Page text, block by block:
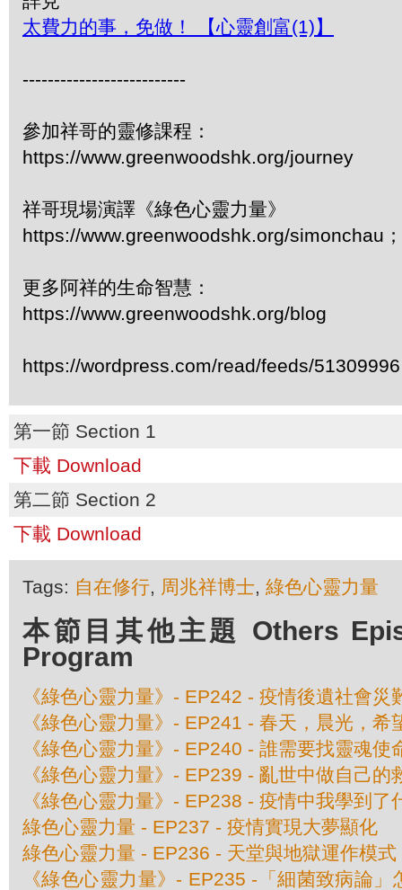
太費力的事，免做！ 【心靈創富(1)】
--------------------------
參加祥哥的靈修課程：
https://www.greenwoodshk.org/journey
祥哥現場演譯《綠色心靈力量》
https://www.greenwoodshk.org/simonchau
更多阿祥的生命智慧：
https://www.greenwoodshk.org/blog
https://wordpress.com/read/feeds/51309996
第一節 Section 1
下載 Download
第二節 Section 2
下載 Download
Tags: 自在修行, 周兆祥博士, 綠色心靈力量
本節目其他主題 Others
Program
《綠色心靈力量》- EP242 - 疫情後遺社會災
《綠色心靈力量》- EP241 - 春天，晨光，希
《綠色心靈力量》- EP240 - 誰需要找靈魂使
《綠色心靈力量》- EP239 - 亂世中做自己的
《綠色心靈力量》- EP238 - 疫情中我學到了
綠色心靈力量 - EP237 - 疫情實現大夢顯化
綠色心靈力量 - EP236 - 天堂與地獄運作模式
《綠色心靈力量》- EP235 -「細菌致病論